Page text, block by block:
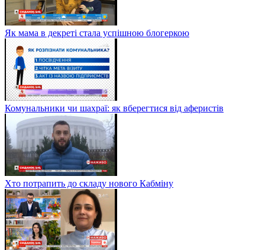
Як мама в декреті стала успішною блогеркою
Комунальники чи шахраї: як вберегтися від аферистів
Хто потрапить до складу нового Кабміну